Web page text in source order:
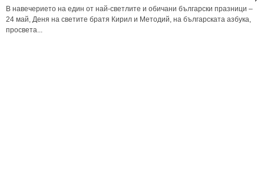
В навечерието на един от най-светлите и обичани български празници –
24 май, Деня на светите братя Кирил и Методий, на българската азбука,
просвета...